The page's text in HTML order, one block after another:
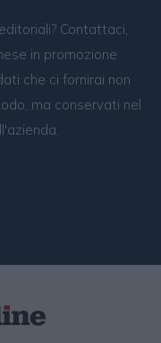
Contattaci,
in promozione
che ci fornirai non
ma conservati nel